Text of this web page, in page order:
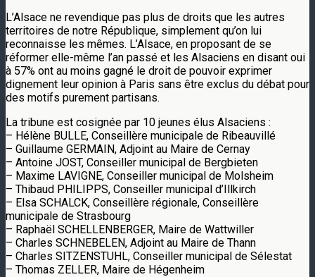
L’Alsace ne revendique pas plus de droits que les autres
territoires de notre République, simplement qu’on lui
reconnaisse les mêmes. L’Alsace, en proposant de se
réformer elle-même l’an passé et les Alsaciens en disant oui
à 57% ont au moins gagné le droit de pouvoir exprimer
dignement leur opinion à Paris sans être exclus du débat pour
des motifs purement partisans.
La tribune est cosignée par 10 jeunes élus Alsaciens :
– Hélène BULLE, Conseillère municipale de Ribeauvillé
– Guillaume GERMAIN, Adjoint au Maire de Cernay
– Antoine JOST, Conseiller municipal de Bergbieten
– Maxime LAVIGNE, Conseiller municipal de Molsheim
– Thibaud PHILIPPS, Conseiller municipal d’Illkirch
– Elsa SCHALCK, Conseillère régionale, Conseillère
municipale de Strasbourg
– Raphaël SCHELLENBERGER, Maire de Wattwiller
– Charles SCHNEBELEN, Adjoint au Maire de Thann
– Charles SITZENSTUHL, Conseiller municipal de Sélestat
– Thomas ZELLER, Maire de Hégenheim